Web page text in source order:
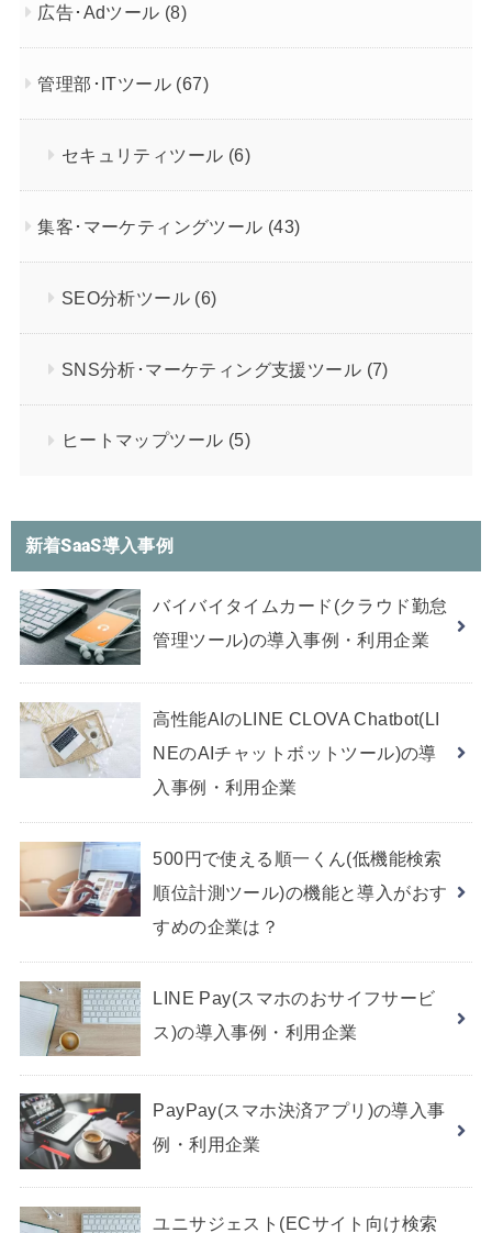
広告･Adツール (8)
管理部･ITツール (67)
セキュリティツール (6)
集客･マーケティングツール (43)
SEO分析ツール (6)
SNS分析･マーケティング支援ツール (7)
ヒートマップツール (5)
新着SaaS導入事例
バイバイタイムカード(クラウド勤怠
管理ツール)の導入事例・利用企業
高性能AIのLINE CLOVA Chatbot(LI
NEのAIチャットボットツール)の導
入事例・利用企業
500円で使える順一くん(低機能検索
順位計測ツール)の機能と導入がおす
すめの企業は？
LINE Pay(スマホのおサイフサービ
ス)の導入事例・利用企業
PayPay(スマホ決済アプリ)の導入事
例・利用企業
ユニサジェスト(ECサイト向け検索